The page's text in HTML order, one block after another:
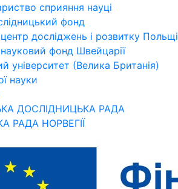
сприяння науці
фонд
досліджень і розвитку Польщі
фонд Швейцарії
університет (Велика Британія)
науки
ДОСЛІДНИЦЬКА РАДА
РАДА НОРВЕГІЇ